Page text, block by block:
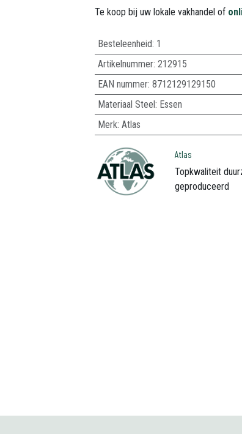
Te koop bij uw lokale vakhandel of
Besteleenheid: 1
Artikelnummer: 212915
EAN nummer: 8712129129150
Materiaal Steel: Essen
Merk: Atlas
Atlas
Topkwaliteit
geproduceerd